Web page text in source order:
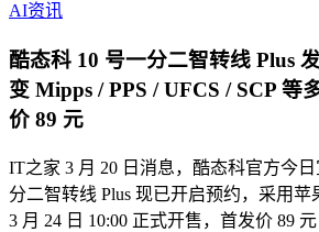
AI资讯
酷态科 10 号一分二智转线 Plus
变 Mipps / PPS / UFCS / SCP 等
价 89 元
IT之家 3 月 20 日消息，酷态科官方今
分二智转线 Plus 现已开启预约，采用苹
3 月 24 日 10:00 正式开售，首发价 89